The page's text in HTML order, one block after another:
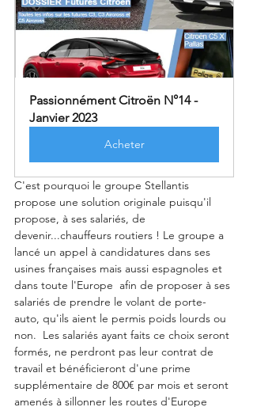
Passionnément Citroën N°14 -
Janvier 2023
Acheter
C'est pourquoi le groupe Stellantis
propose une solution originale puisqu'il
propose, à ses salariés, de
devenir...chauffeurs routiers ! Le groupe a
lancé un appel à candidatures dans ses
usines françaises mais aussi espagnoles et
dans toute l'Europe  afin de proposer à ses
salariés de prendre le volant de porte-
auto, qu'ils aient le permis poids lourds ou
non.  Les salariés ayant faits ce choix seront
formés, ne perdront pas leur contrat de
travail et bénéficieront d'une prime
supplémentaire de 800€ par mois et seront
amenés à sillonner les routes d'Europe